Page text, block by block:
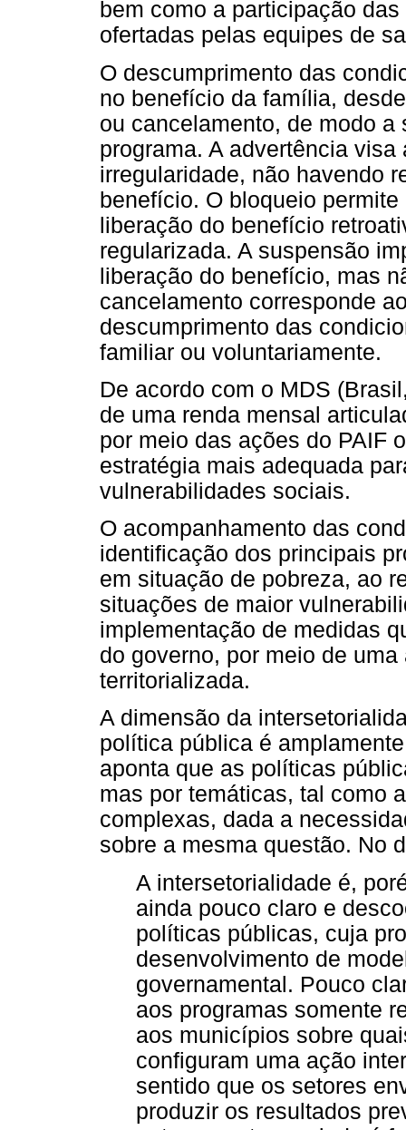
bem como a participação
ofertadas pelas equipes de
O descumprimento das
no benefício da família,
ou cancelamento, de modo
programa. A advertência
irregularidade, não havendo
benefício. O bloqueio
liberação do benefício
regularizada. A suspensão
liberação do benefício, mas
cancelamento corresponde
descumprimento das
familiar ou voluntariamente.
De acordo com o MDS
de uma renda mensal
por meio das ações do PAIF
estratégia mais adequada
vulnerabilidades sociais.
O acompanhamento das
identificação dos principais
em situação de pobreza, ao
situações de maior
implementação de medidas
do governo, por meio de
territorializada.
A dimensão da
política pública é
aponta que as políticas
mas por temáticas, tal como
complexas, dada a
sobre a mesma questão. No
A intersetorialidade é,
ainda pouco claro e
políticas públicas, cuja
desenvolvimento de
governamental. Pouco
aos programas somente
aos municípios sobre
configuram uma ação
sentido que os setores
produzir os resultados